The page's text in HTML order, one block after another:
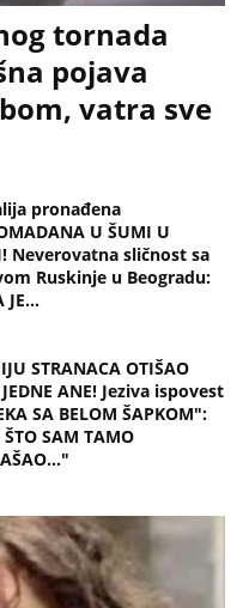
tornada
pojava
vatra sve
pronađena
U ŠUMI U
Neverovatna sličnost sa
Ruskinje u Beogradu:
JE...
STRANACA OTIŠAO
JEDNE ANE! Jeziva ispovest
SA BELOM ŠAPKOM":
SAM TAMO